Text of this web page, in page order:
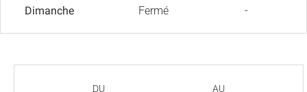
Dimanche Fermé -
DU AU